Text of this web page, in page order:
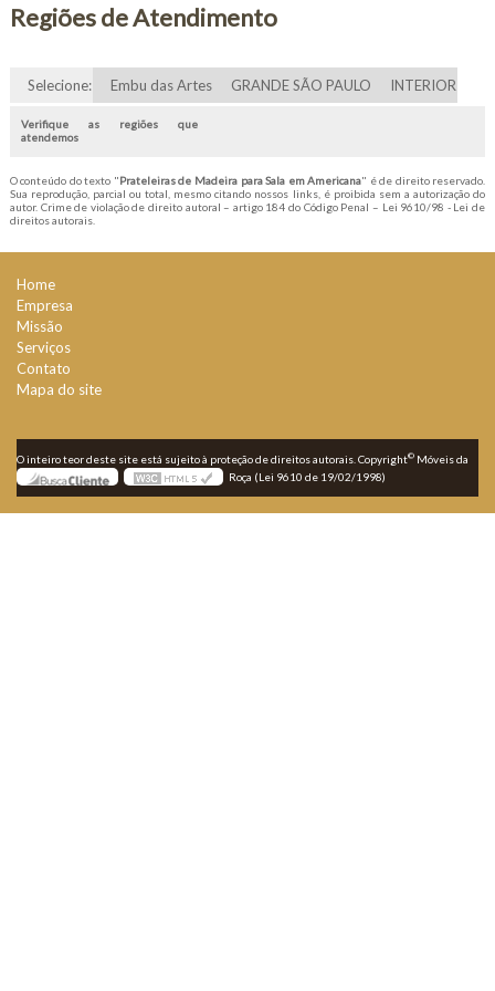
Regiões de Atendimento
Selecione: Embu das Artes GRANDE SÃO PAULO INTERIOR
Verifique as regiões que
atendemos
O conteúdo do texto "Prateleiras de Madeira para Sala em Americana" é de direito reservado.
Sua reprodução, parcial ou total, mesmo citando nossos links, é proibida sem a autorização do
autor. Crime de violação de direito autoral – artigo 184 do Código Penal – Lei 9610/98 - Lei de
direitos autorais.
Home
Empresa
Missão
Serviços
Contato
Mapa do site
O inteiro teor deste site está sujeito à proteção de direitos autorais. Copyright© Móveis da
Roça (Lei 9610 de 19/02/1998)